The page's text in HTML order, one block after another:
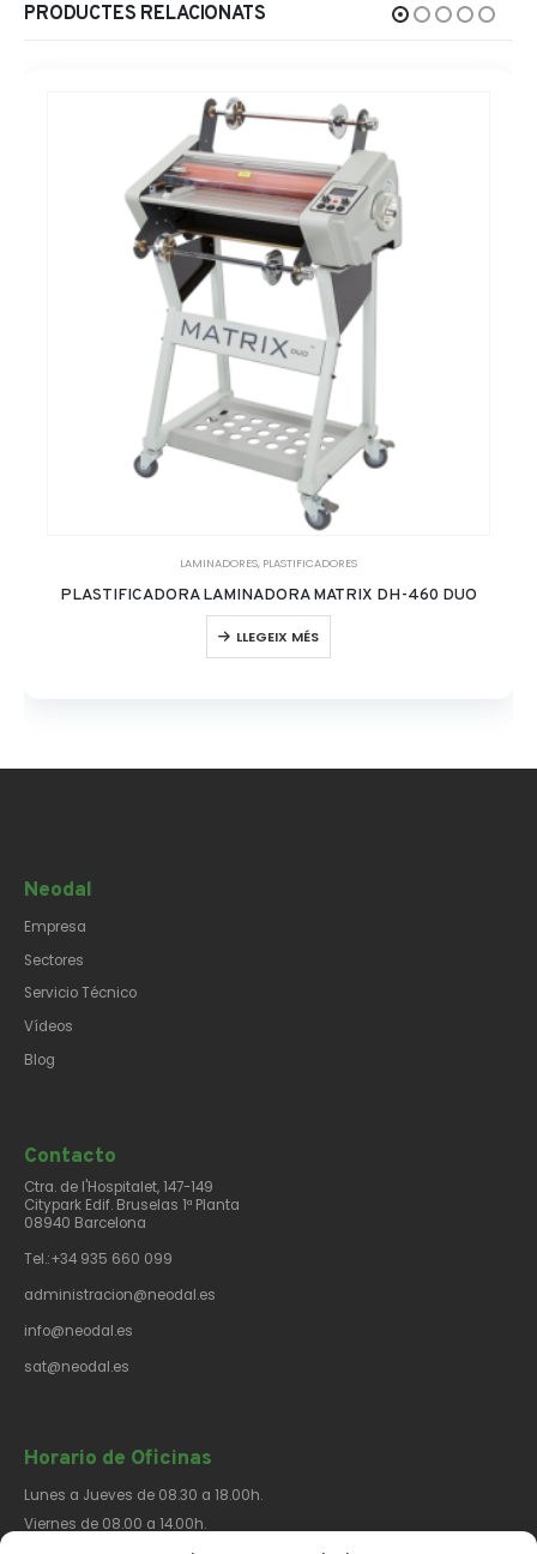
PRODUCTES RELACIONATS
LAMINADORES, PLASTIFICADORES
PLASTIFICADORA LAMINADORA MATRIX DH-460 DUO
LLEGEIX MÉS
Neodal
Empresa
Sectores
Servicio Técnico
Vídeos
Blog
Contacto​
Ctra. de l'Hospitalet, 147-149
Citypark Edif. Bruselas 1ª Planta
08940 Barcelona
Tel.:+34 935 660 099
administracion@neodal.es
info@neodal.es
sat@neodal.es
Horario de Oficinas
Lunes a Jueves de 08.30 a 18.00h.
Viernes de 08.00 a 14.00h.